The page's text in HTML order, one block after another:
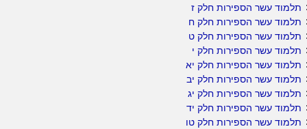
תלמוד עשר הספירות חלק ז
תלמוד עשר הספירות חלק ח
תלמוד עשר הספירות חלק ט
תלמוד עשר הספירות חלק י
תלמוד עשר הספירות חלק יא
תלמוד עשר הספירות חלק יב
תלמוד עשר הספירות חלק יג
תלמוד עשר הספירות חלק יד
תלמוד עשר הספירות חלק טו